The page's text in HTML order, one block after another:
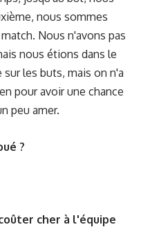
nous sommes
Nous n'avons pas
nous étions dans le
sur les buts, mais on n'a
pour avoir une chance
peu amer.
?
cher à l'équipe